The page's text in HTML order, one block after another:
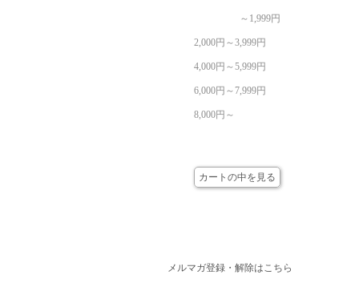
～1,999円
2,000円～3,999円
4,000円～5,999円
6,000円～7,999円
8,000円～
カートの中を見る
メルマガ登録・解除はこちら